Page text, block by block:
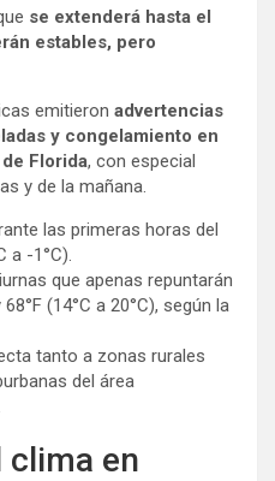
se extenderá hasta el
estables, pero
emitieron advertencias
y congelamiento en
Florida, con especial
y de la mañana.
las primeras horas del
a -1°C).
que apenas repuntarán
(14°C a 20°C), según la
tanto a zonas rurales
del área
clima en